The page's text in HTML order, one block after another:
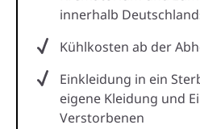
innerhalb
Kühlkosten ab der
Einkleidung in ein
eigene Kleidung und
Verstorbenen